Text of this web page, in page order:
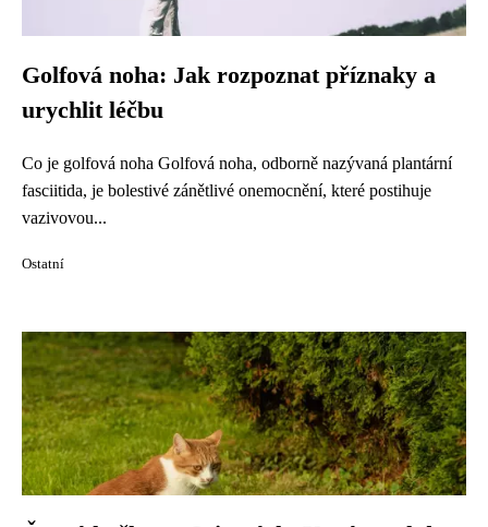
Golfová noha: Jak rozpoznat příznaky a
urychlit léčbu
Co je golfová noha Golfová noha, odborně nazývaná plantární
fasciitida, je bolestivé zánětlivé onemocnění, které postihuje
vazivovou...
Ostatní